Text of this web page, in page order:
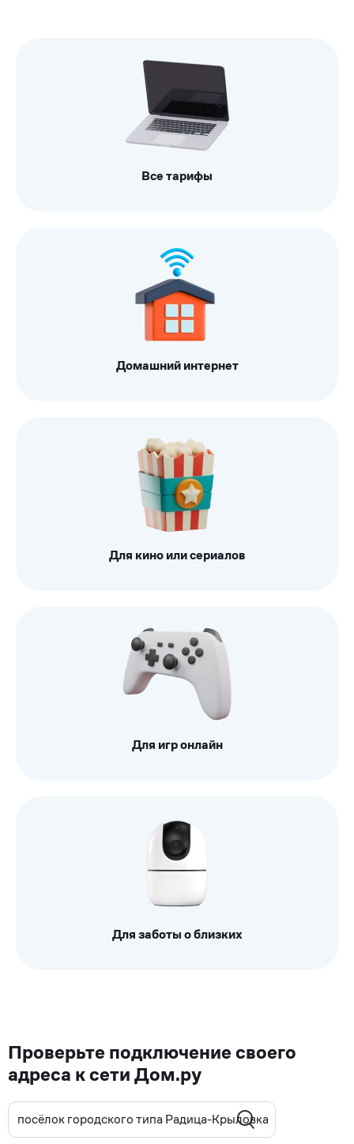
Все тарифы
Домашний интернет
Для кино или сериалов
Для игр онлайн
Для заботы о близких
Проверьте подключение своего
адреса к сети Дом.ру
посёлок городского типа Радица-Крыловка